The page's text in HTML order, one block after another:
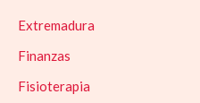
Extremadura
Finanzas
Fisioterapia